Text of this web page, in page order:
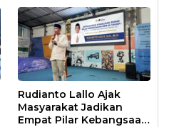
Rudianto Lallo Ajak
Masyarakat Jadikan
Empat Pilar Kebangsaan